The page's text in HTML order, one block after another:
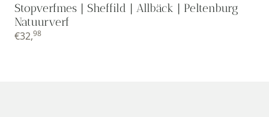
Stopverfmes | Sheffild | Allbäck | Peltenburg
Natuurverf
€32,98